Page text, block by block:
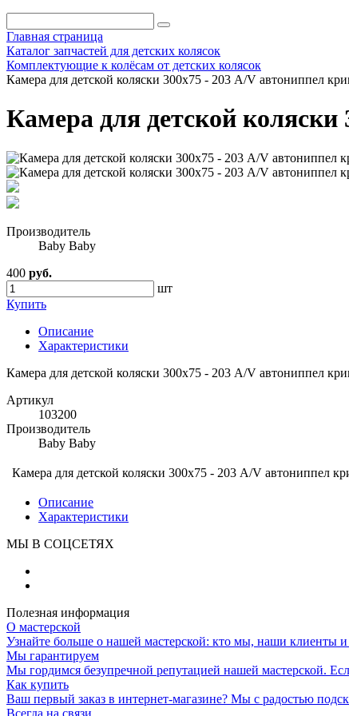
Главная страница
Каталог запчастей для детских колясок
Комплектующие к колёсам от детских колясок
Камера для детской коляски 300х75 - 203 A/V автониппел
Камера для детской
Производитель
Baby Baby
400 руб.
шт
Купить
Описание
Характеристики
Камера для детской коляски 300х75 - 203 A/V автониппел
Артикул
103200
Производитель
Baby Baby
Камера для детской коляски 300х75 - 203 A/V автониппел
Описание
Характеристики
МЫ В СОЦСЕТЯХ
Полезная информация
О мастерской
Узнайте больше о нашей мастерской: кто мы, наши
Мы гарантируем
Мы гордимся безупречной репутацией нашей мастерской.
Как купить
Ваш первый заказ в интернет-магазине? Мы с радостью
Всегда на связи